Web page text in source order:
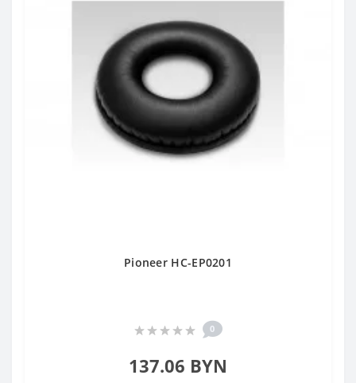
Pioneer HC-EP0201
0
137.06 BYN